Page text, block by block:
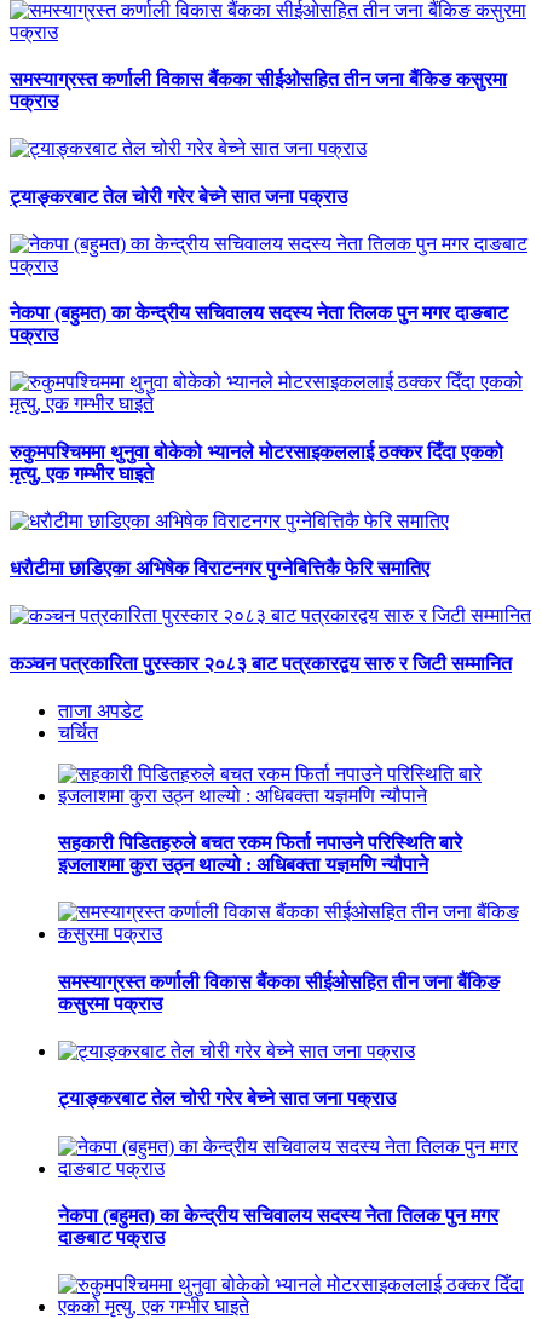
समस्याग्रस्त कर्णाली विकास बैंकका सीईओसहित तीन जना बैंकिङ कसुरमा
पक्राउ
ट्याङ्करबाट तेल चोरी गरेर बेच्ने सात जना पक्राउ
नेकपा (बहुमत) का केन्द्रीय सचिवालय सदस्य नेता तिलक पुन मगर दाङबाट
पक्राउ
रुकुमपश्चिममा थुनुवा बोकेको भ्यानले मोटरसाइकललाई ठक्कर दिँदा एकको
मृत्यु, एक गम्भीर घाइते
धराैटीमा छाडिएका अभिषेक विराटनगर पुग्नेबित्तिकै फेरि समातिए
कञ्चन पत्रकारिता पुरस्कार २०८३ बाट पत्रकारद्वय सारु र जिटी सम्मानित
ताजा अपडेट
चर्चित
सहकारी पिडितहरुले बचत रकम फिर्ता नपाउने परिस्थिति बारे
इजलाशमा कुरा उठ्न थाल्यो : अधिबक्ता यज्ञमणि न्यौपाने
समस्याग्रस्त कर्णाली विकास बैंकका सीईओसहित तीन जना बैंकिङ
कसुरमा पक्राउ
ट्याङ्करबाट तेल चोरी गरेर बेच्ने सात जना पक्राउ
नेकपा (बहुमत) का केन्द्रीय सचिवालय सदस्य नेता तिलक पुन मगर
दाङबाट पक्राउ